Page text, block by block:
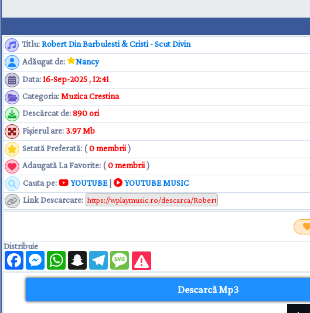
Titlu:Robert Din Barbulesti & Cristi - Scut Divin
Adăugat de:
Nancy
Data:16-Sep-2025 , 12:41
Categoria: Muzica Crestina
Descărcat de:890 ori
Fişierul are: 3.97 Mb
Setată Preferată: (0 membrii )
Adaugată La Favorite: (0 membrii )
Cauta pe:
YOUTUBE|
YOUTUBE MUSIC
Link Descarcare:
Distribuie
FacebookMessengerWhatsAppSnapchatTelegramMessage
Descarcă Mp3